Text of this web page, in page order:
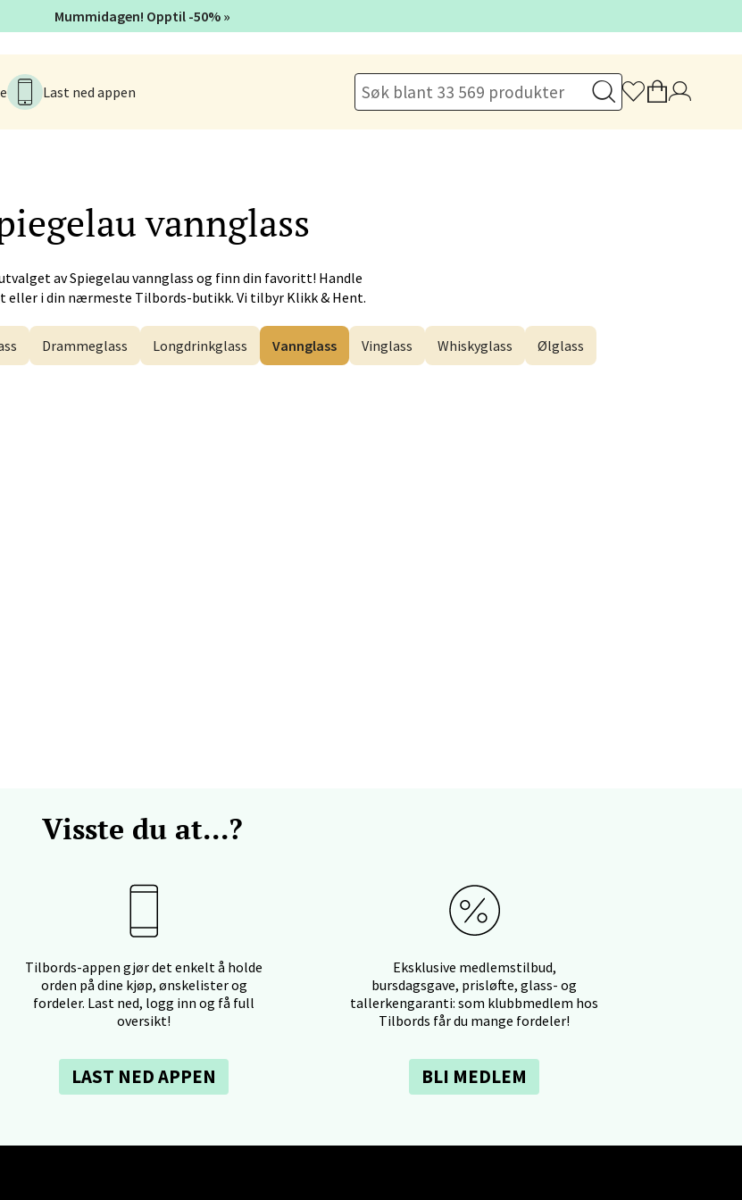
Last ned appen
vannglass
avSpiegelau vannglass og finn din favoritt! Handle
eller i din nærmeste Tilbords-butikk. Vi tilbyr Klikk & Hent.
Drammeglass Longdrinkglass Vannglass Vinglass Whiskyglass Ølglass
Visste du at...?
Tilbords-appen gjør det enkelt å holde
orden på dine kjøp, ønskelister og
fordeler. Last ned, logg inn og få full
oversikt!
LAST NED APPEN
Eksklusive medlemstilbud,
bursdagsgave, prisløfte, glass- og
tallerkengaranti: som klubbmedlem hos
Tilbords får du mange fordeler!
BLI MEDLEM
Mummidagen! Opptil -50% »
- Futura
Kristiansund
Velg
6800 Førde
6, 4005 Stavanger
Nyborg
Velg
- Hvaltorvet
Velg